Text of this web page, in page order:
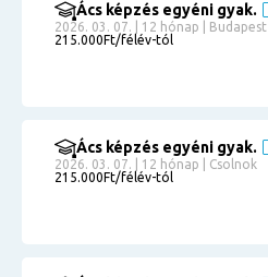
Ács képzés egyéni gyak.
2026. 03. 07. | 12 hónap | Budapest
215.000Ft/félév-tól
Ács képzés egyéni gyak.
2026. 03. 07. | 12 hónap | Csolnok
215.000Ft/félév-tól